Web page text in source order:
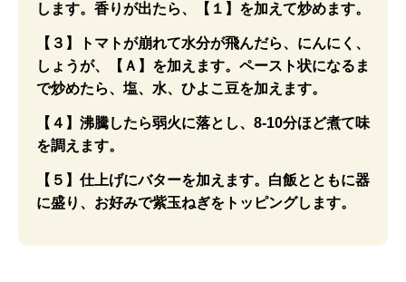
します。香りが出たら、【１】を加えて炒めます。
【３】トマトが崩れて水分が飛んだら、にんにく、
しょうが、【Ａ】を加えます。ペースト状になるま
で炒めたら、塩、水、ひよこ豆を加えます。
【４】沸騰したら弱火に落とし、8-10分ほど煮て味
を調えます。
【５】仕上げにバターを加えます。白飯とともに器
に盛り、お好みで紫玉ねぎをトッピングします。